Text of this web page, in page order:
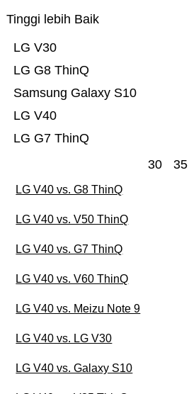
Tinggi lebih Baik
LG G7 ThinQ
LG V40
Samsung Galaxy S10
LG G8 ThinQ
LG V30
30 35
LG V40 vs. G8 ThinQ
LG V40 vs. V50 ThinQ
LG V40 vs. G7 ThinQ
LG V40 vs. V60 ThinQ
LG V40 vs. Meizu Note 9
LG V40 vs. LG V30
LG V40 vs. Galaxy S10